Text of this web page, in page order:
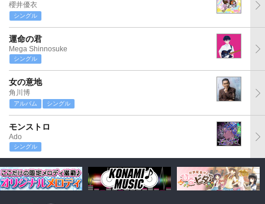
櫻井優衣
シングル
運命の君
Mega Shinnosuke
シングル
女の意地
角川博
アルバム シングル
モンストロ
Ado
シングル